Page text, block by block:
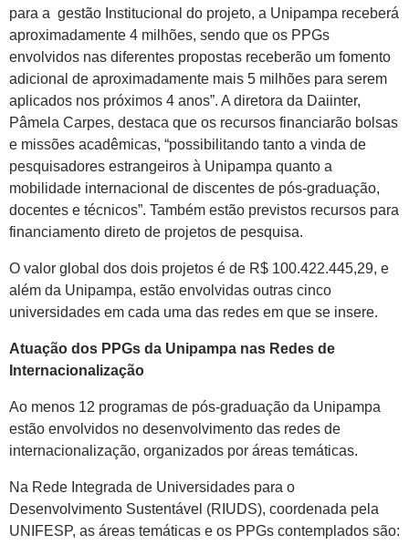
para a gestão Institucional do projeto, a Unipampa receberá
aproximadamente 4 milhões, sendo que os PPGs
envolvidos nas diferentes propostas receberão um fomento
adicional de aproximadamente mais 5 milhões para serem
aplicados nos próximos 4 anos”. A diretora da Daiinter,
Pâmela Carpes, destaca que os recursos financiarão bolsas
e missões acadêmicas, “possibilitando tanto a vinda de
pesquisadores estrangeiros à Unipampa quanto a
mobilidade internacional de discentes de pós-graduação,
docentes e técnicos”. Também estão previstos recursos para
financiamento direto de projetos de pesquisa.
O valor global dos dois projetos é de R$ 100.422.445,29, e
além da Unipampa, estão envolvidas outras cinco
universidades em cada uma das redes em que se insere.
Atuação dos PPGs da Unipampa nas Redes de
Internacionalização
Ao menos 12 programas de pós-graduação da Unipampa
estão envolvidos no desenvolvimento das redes de
internacionalização, organizados por áreas temáticas.
Na Rede Integrada de Universidades para o
Desenvolvimento Sustentável (RIUDS), coordenada pela
UNIFESP, as áreas temáticas e os PPGs contemplados são: